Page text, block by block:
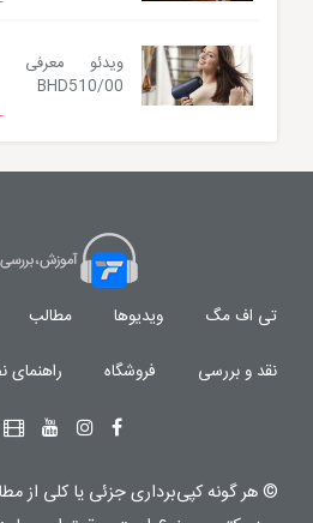
ویدئو
BHD510/00
تی اف مگ ویدیوها مطالب
نقد و بررسی فروشگاه
© هر گونهکپی‌برداری جزئی یا کلی از